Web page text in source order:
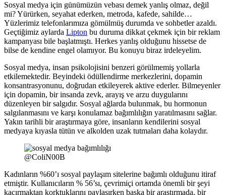
Sosyal medya için günümüzün vebası demek yanlış olmaz, değil
mi? Yürürken, seyahat ederken, metroda, kafede, sahilde…
Yüzlerimiz telefonlarımıza gömülmüş durumda ve sohbetler azaldı.
Geçtiğimiz aylarda Lipton bu duruma dikkat çekmek için bir reklam
kampanyası bile başlatmıştı. Herkes yanlış olduğunu hissetse de
bilse de kendine engel olamıyor. Bu konuyu biraz irdeleyelim.
Sosyal medya, insan psikolojisini benzeri görülmemiş yollarla
etkilemektedir. Beyindeki ödüllendirme merkezlerini, dopamin
konsantrasyonunu, doğrudan etkileyerek aktive ederler. Bilmeyenler
için dopamin, bir insanda zevk, arayış ve arzu duygularını
düzenleyen bir salgıdır. Sosyal ağlarda bulunmak, bu hormonun
salgılanmasını ve karşı konulamaz bağımlılığın yaratılmasını sağlar.
Yakın tarihli bir araştırmaya göre, insanların kendilerini sosyal
medyaya kıyasla tütün ve alkolden uzak tutmaları daha kolaydır.
@ColiN00B
Kadınların %60’ı sosyal paylaşım sitelerine bağımlı olduğunu itiraf
etmiştir. Kullanıcıların % 56’sı, çevrimiçi ortamda önemli bir şeyi
kaçırmaktan korktuklarını paylaşırken başka bir araştırmada, bir